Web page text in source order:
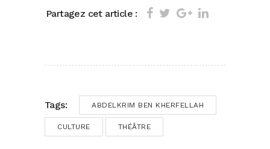
Partagez cet article :
Tags: ABDELKRIM BEN KHERFELLAH
CULTURE THÉÂTRE